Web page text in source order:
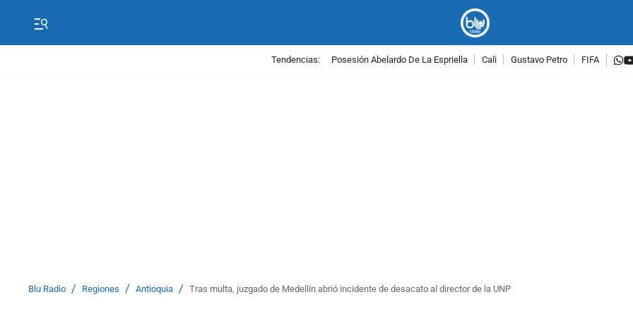
Tendencias: Posesión Abelardo De La Espriella Cali Gustavo Petro FIFA
Blu Radio / Regiones / Antioquia / Tras multa, juzgado de Medellín abrió incidente de desacato al director de la UNP